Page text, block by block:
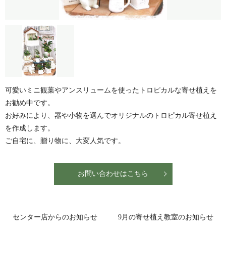
可愛いミニ観葉やアンスリュームを使ったトロピカルな寄せ植えを
お勧め中です。
お好みにより、器や小物を選んでオリジナルのトロピカル寄せ植え
を作成します。
ご自宅に、贈り物に、大変人気です。
お問い合わせはこちら
センター店からのお知らせ 9月の寄せ植え教室のお知らせ